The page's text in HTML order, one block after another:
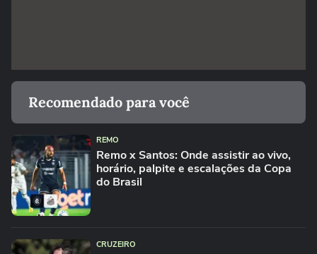
Recomendado para você
REMO
Remo x Santos: Onde assistir ao vivo,
horário, palpite e escalações da Copa
do Brasil
CRUZEIRO